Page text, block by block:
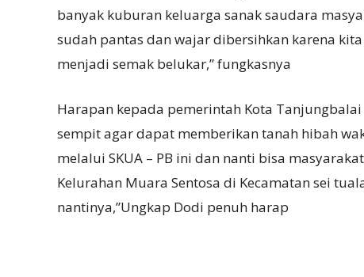
banyak kuburan keluarga sanak saudara
sudah pantas dan wajar dibersihkan karena
menjadi semak belukar,” fungkasnya
Harapan kepada pemerintah Kota
sempit agar dapat memberikan tanah hibah
melalui SKUA – PB ini dan nanti bisa
Kelurahan Muara Sentosa di Kecamatan sei
nantinya,”Ungkap Dodi penuh harap